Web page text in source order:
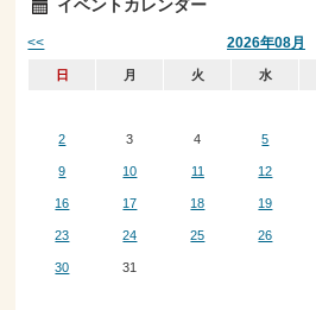
イベントカレンダー
2026年08月
<<
日 月 火 水
2 3 4 5
9 10 11 12
16 17 18 19
23 24 25 26
30 31